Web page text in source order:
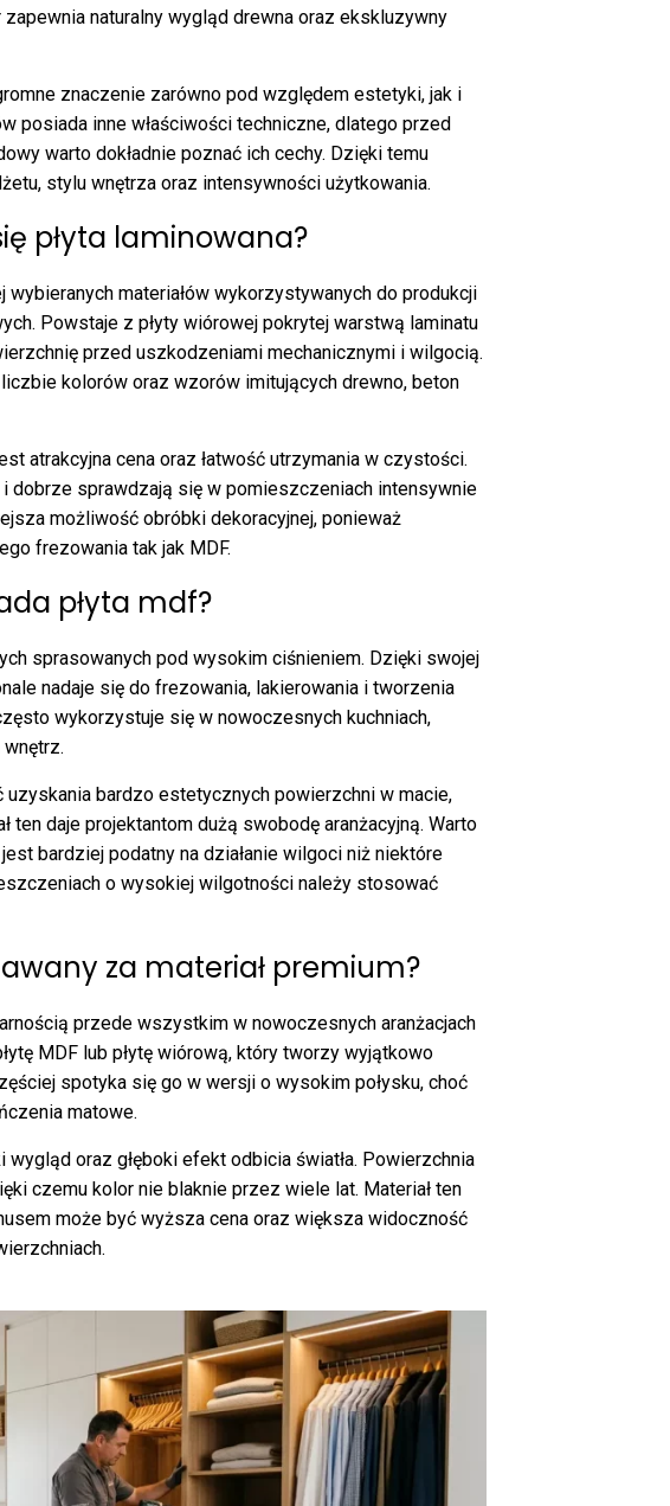
naturalny wygląd drewna oraz ekskluzywny
znaczenie zarówno pod względem estetyki, jak i
posiada inne właściwości techniczne, dlatego przed
warto dokładnie poznać ich cechy. Dzięki temu
stylu wnętrza oraz intensywności użytkowania.
płyta laminowana?
wybieranych materiałów wykorzystywanych do produkcji
Powstaje z płyty wiórowej pokrytej warstwą laminatu
przed uszkodzeniami mechanicznymi i wilgocią.
kolorów oraz wzorów imitujących drewno, beton
atrakcyjna cena oraz łatwość utrzymania w czystości.
dobrze sprawdzają się w pomieszczeniach intensywnie
możliwość obróbki dekoracyjnej, ponieważ
frezowania tak jak MDF.
płyta mdf?
sprasowanych pod wysokim ciśnieniem. Dzięki swojej
nadaje się do frezowania, lakierowania i tworzenia
wykorzystuje się w nowoczesnych kuchniach,
bardzo estetycznych powierzchni w macie,
ten daje projektantom dużą swobodę aranżacyjną. Warto
bardziej podatny na działanie wilgoci niż niektóre
o wysokiej wilgotności należy stosować
za materiał premium?
przede wszystkim w nowoczesnych aranżacjach
MDF lub płytę wiórową, który tworzy wyjątkowo
spotyka się go w wersji o wysokim połysku, choć
matowe.
oraz głęboki efekt odbicia światła. Powierzchnia
czemu kolor nie blaknie przez wiele lat. Materiał ten
może być wyższa cena oraz większa widoczność